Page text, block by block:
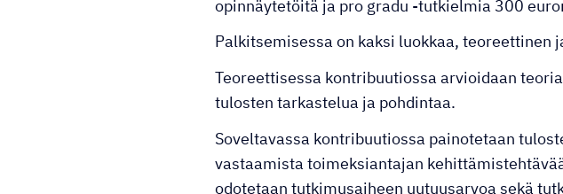
opinnäytetöitä ja pro gradu -tutkielmia 300
Palkitsemisessa on kaksi luokkaa, teoreettinen
Teoreettisessa kontribuutiossa arvioidaan
tulosten tarkastelua ja pohdintaa.
Soveltavassa kontribuutiossa painotetaan
vastaamista toimeksiantajan
odotetaan tutkimusaiheen uutuusarvoa sekä